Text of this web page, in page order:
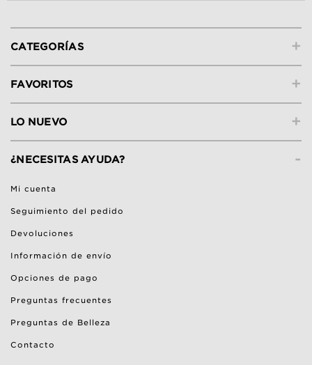
+
CATEGORÍAS
+
FAVORITOS
+
LO NUEVO
-
¿NECESITAS AYUDA?
Mi cuenta
Seguimiento del pedido
Devoluciones
Información de envío
Opciones de pago
Preguntas frecuentes
Preguntas de Belleza
Contacto